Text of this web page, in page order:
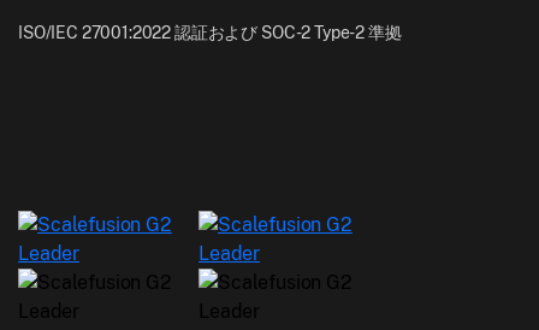
ISO/IEC 27001:2022 認証および SOC-2 Type-2 準拠